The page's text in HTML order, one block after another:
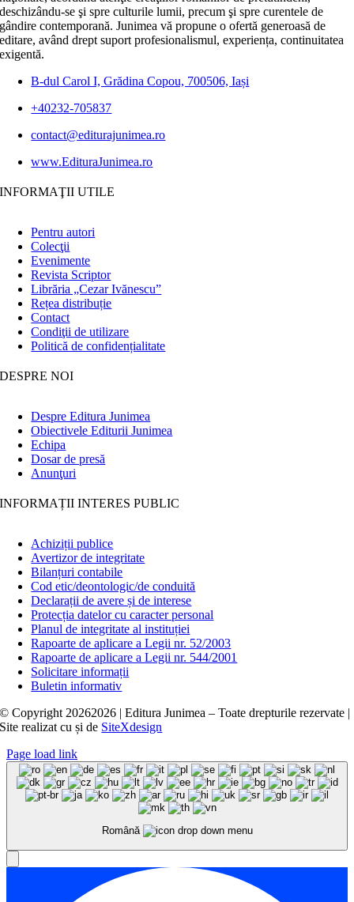
deschizându-se şi spre culturile lumii, precum şi spre curentele de
gândire contemporană. Junimea vă propune o ofertă generoasă de
editare, având drept suport profesionalismul, experiența, continuitatea
exigentă.
B-dul Carol I, Grădina Copou, 700506, Iași
+40232-705837
contact@editurajunimea.ro
www.EdituraJunimea.ro
INFORMAŢII UTILE
Pentru autori
Colecţii
Evenimente
Revista Scriptor
Librăria „Cezar Ivănescu”
Rețea distribuție
Contact
Condiţii de utilizare
Politică de confidențialitate
DESPRE NOI
Despre Editura Junimea
Obiectivele Editurii Junimea
Echipa
Dosar de presă
Anunţuri
INFORMAȚII INTERES PUBLIC
Achiziții publice
Avertizor de integritate
Bilanțuri contabile
Cod etic/deontologic/de conduită
Declarații de avere și de interese
Protecția datelor cu caracter personal
Planul de integritate al instituției
Rapoarte de aplicare a Legii nr. 52/2003
Rapoarte de aplicare a Legii nr. 544/2001
Solicitare informații
Buletin informativ
© Copyright 20262026 | Editura Junimea – Toate drepturile rezervate |
Site realizat cușide SiteXdesign
Page load link
Română